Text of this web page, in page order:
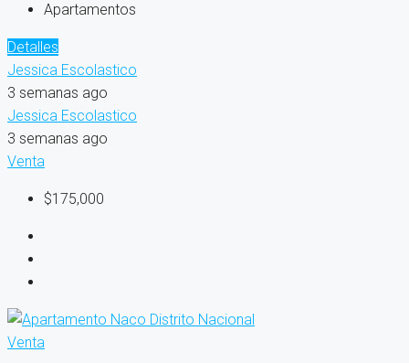
Apartamentos
Detalles
Jessica Escolastico
3 semanas ago
Jessica Escolastico
3 semanas ago
Venta
$175,000
Venta